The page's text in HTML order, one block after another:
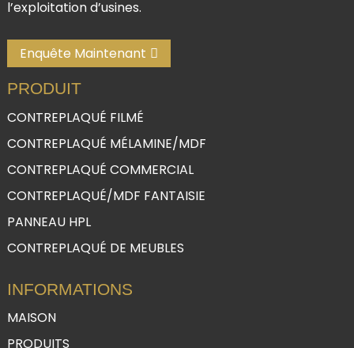
l’exploitation d’usines.
Enquête Maintenant
PRODUIT
CONTREPLAQUÉ FILMÉ
CONTREPLAQUÉ MÉLAMINE/MDF
CONTREPLAQUÉ COMMERCIAL
CONTREPLAQUÉ/MDF FANTAISIE
PANNEAU HPL
CONTREPLAQUÉ DE MEUBLES
INFORMATIONS
MAISON
PRODUITS